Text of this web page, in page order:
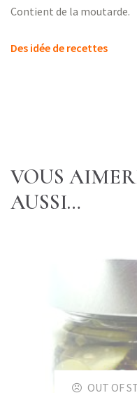
Contient de la moutarde.
Des idée de recettes
VOUS
AUSSI…
OUT OF